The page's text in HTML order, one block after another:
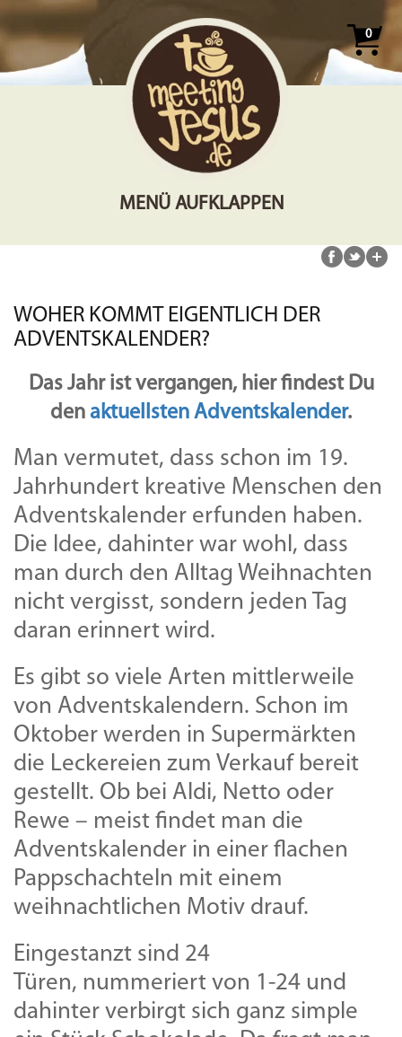
0
MENÜ AUFKLAPPEN
WOHER KOMMT EIGENTLICH DER
ADVENTSKALENDER?
Das Jahr ist vergangen, hier findest Du
den aktuellsten Adventskalender.
Man vermutet, dass schon im 19.
Jahrhundert kreative Menschen den
Adventskalender erfunden haben.
Die Idee, dahinter war wohl, dass
man durch den Alltag Weihnachten
nicht vergisst, sondern jeden Tag
daran erinnert wird.
Es gibt so viele Arten mittlerweile
von Adventskalendern. Schon im
Oktober werden in Supermärkten
die Leckereien zum Verkauf bereit
gestellt. Ob bei Aldi, Netto oder
Rewe – meist findet man die
Adventskalender in einer flachen
Pappschachteln mit einem
weihnachtlichen Motiv drauf.
Eingestanzt sind 24
Türen, nummeriert von 1-24 und
dahinter verbirgt sich ganz simple